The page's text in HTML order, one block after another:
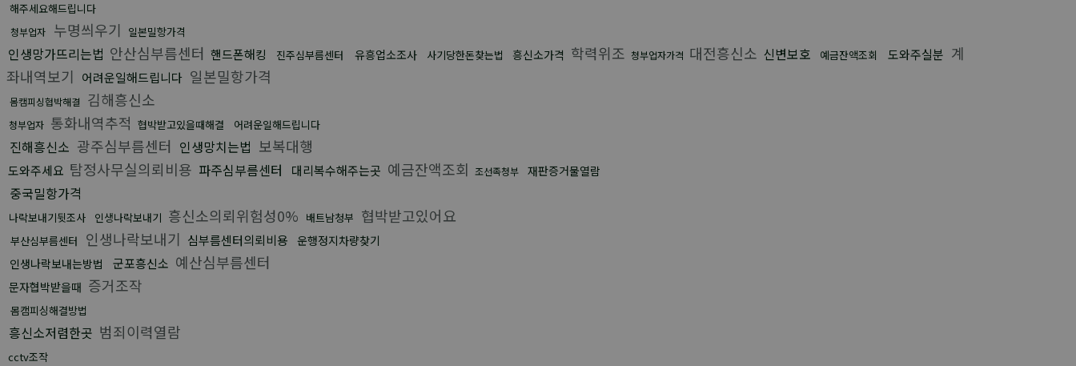
해주세요해드립니다
청부업자 누명씌우기 일본밀항가격
인생망가뜨리는법 안산심부름센터 핸드폰해킹 진주심부름센터 유흥업소조사 사기당한돈찾는법 흥신소가격 학력위조 청부업자가격 대전흥신소 신변보호 예금잔액조회 도와주실분 계
좌내역보기 어려운일해드립니다 일본밀항가격
몸캠피싱협박해결 김해흥신소
청부업자 통화내역추적 협박받고있을때해결 어려운일해드립니다
진해흥신소 광주심부름센터 인생망치는법 보복대행
도와주세요 탐정사무실의뢰비용 파주심부름센터 대리복수해주는곳 예금잔액조회 조선족청부 재판증거물열람
중국밀항가격
나락보내기뒷조사 인생나락보내기 흥신소의뢰위험성0% 배트남청부 협박받고있어요
부산심부름센터 인생나락보내기 심부름센터의뢰비용 운행정지차량찾기
인생나락보내는방법
군포흥신소 예산심부름센터
문자협박받을때 증거조작
몸캠피싱해결방법
흥신소저렴한곳 범죄이력열람
cctv조작